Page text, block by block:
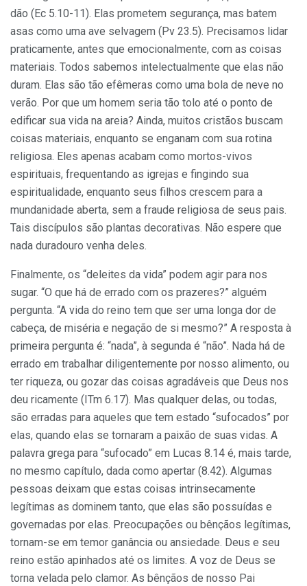
dão (Ec 5.10-11). Elas prometem segurança, mas batem
asas como uma ave selvagem (Pv 23.5). Precisamos lidar
praticamente, antes que emocionalmente, com as coisas
materiais. Todos sabemos intelectualmente que elas não
duram. Elas são tão efêmeras como uma bola de neve no
verão. Por que um homem seria tão tolo até o ponto de
edificar sua vida na areia? Ainda, muitos cristãos buscam
coisas materiais, enquanto se enganam com sua rotina
religiosa. Eles apenas acabam como mortos-vivos
espirituais, frequentando as igrejas e fingindo sua
espiritualidade, enquanto seus filhos crescem para a
mundanidade aberta, sem a fraude religiosa de seus pais.
Tais discípulos são plantas decorativas. Não espere que
nada duradouro venha deles.
Finalmente, os “deleites da vida” podem agir para nos
sugar. “O que há de errado com os prazeres?” alguém
pergunta. “A vida do reino tem que ser uma longa dor de
cabeça, de miséria e negação de si mesmo?” A resposta à
primeira pergunta é: “nada”, à segunda é “não”. Nada há de
errado em trabalhar diligentemente por nosso alimento, ou
ter riqueza, ou gozar das coisas agradáveis que Deus nos
deu ricamente (ITm 6.17). Mas qualquer delas, ou todas,
são erradas para aqueles que tem estado “sufocados” por
elas, quando elas se tornaram a paixão de suas vidas. A
palavra grega para “sufocado” em Lucas 8.14 é, mais tarde,
no mesmo capítulo, dada como apertar (8.42). Algumas
pessoas deixam que estas coisas intrinsecamente
legítimas as dominem tanto, que elas são possuídas e
governadas por elas. Preocupações ou bênçãos legítimas,
tornam-se em temor ganância ou ansiedade. Deus e seu
reino estão apinhados até os limites. A voz de Deus se
torna velada pelo clamor. As bênçãos de nosso Pai